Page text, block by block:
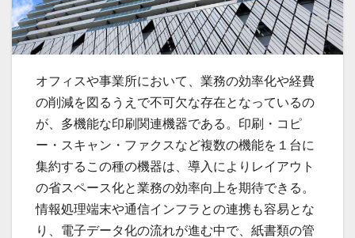
オフィスや事業所において、業務の効率化や経費
の削減を図るうえで不可欠な存在となっているの
が、多機能な印刷関連機器である。 印刷・コピ
ー・スキャン・ファクスなど複数の機能を１台に
集約するこの種の機器は、導入によりレイアウト
の省スペース化と業務の効率向上を期待できる。
情報処理端末や通信インフラとの連携も容易とな
り、電子データ化の流れが進む中で、紙書類の管